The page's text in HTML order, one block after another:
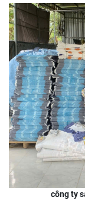
công ty